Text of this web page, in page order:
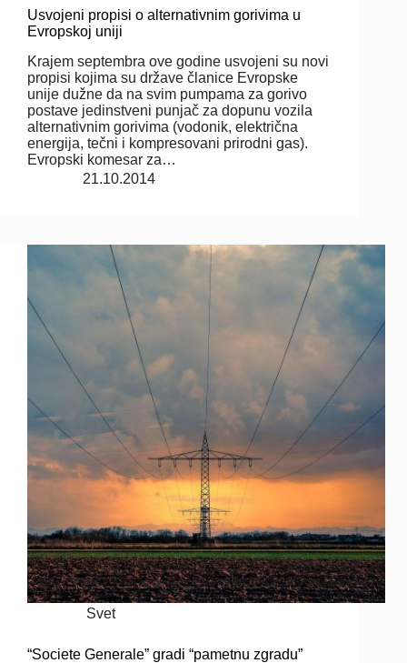
Usvojeni propisi o alternativnim gorivima u
Evropskoj uniji
Krajem septembra ove godine usvojeni su novi
propisi kojima su države članice Evropske
unije dužne da na svim pumpama za gorivo
postave jedinstveni punjač za dopunu vozila
alternativnim gorivima (vodonik, električna
energija, tečni i kompresovani prirodni gas).
Evropski komesar za…
21.10.2014
Svet
“Societe Generale” gradi “pametnu zgradu”